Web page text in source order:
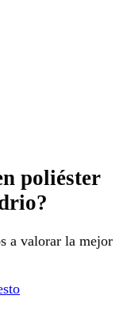
poliéster
a valorar la mejor